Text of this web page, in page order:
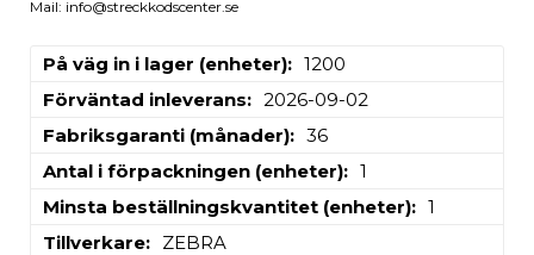
Mail: info@streckkodscenter.se
På väg in i lager (enheter)
1200
Förväntad inleverans
2026-09-02
Fabriksgaranti (månader)
36
Antal i förpackningen (enheter)
1
Minsta beställningskvantitet (enheter)
1
Tillverkare
ZEBRA